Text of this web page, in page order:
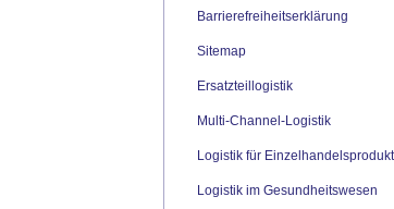
Barrierefreiheitserklärung
Sitemap
Ersatzteillogistik
Multi-Channel-Logistik
Logistik für
Logistik im Gesundheitswesen